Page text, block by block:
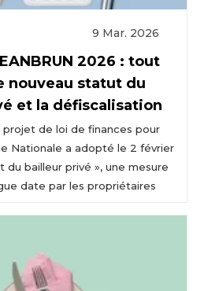
9 Mar. 2026
2026 : tout
nouveau statut du
et la défiscalisation
projet de loi de finances pour
Nationale a adopté le 2 février
du bailleur privé », une mesure
date par les propriétaires